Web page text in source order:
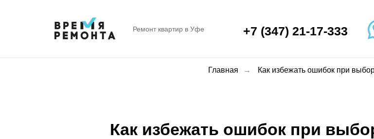
Ремонт квартир в Уфе +7 (347) 21-17-333
Главная → Как избежать ошибок при
Как избежать ошибок при